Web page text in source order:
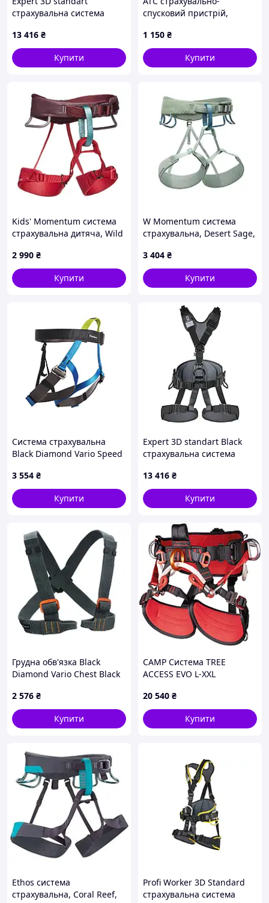
страхувальна система
13 416 ₴
Купити
спусковий пристрій,
1 150 ₴
Купити
Kids' Momentum система
страхувальна дитяча, Wild
2 990 ₴
Купити
W Momentum система
страхувальна, Desert Sage,
3 404 ₴
Купити
Система страхувальна
Black Diamond Vario Speed
3 554 ₴
Купити
Expert 3D standart Black
страхувальна система
13 416 ₴
Купити
Грудна обв'язка Black
Diamond Vario Chest Black
2 576 ₴
Купити
CAMP Система TREE
ACCESS EVO L-XXL
20 540 ₴
Купити
Ethos система
страхувальна, Coral Reef,
Profi Worker 3D Standard
страхувальна система